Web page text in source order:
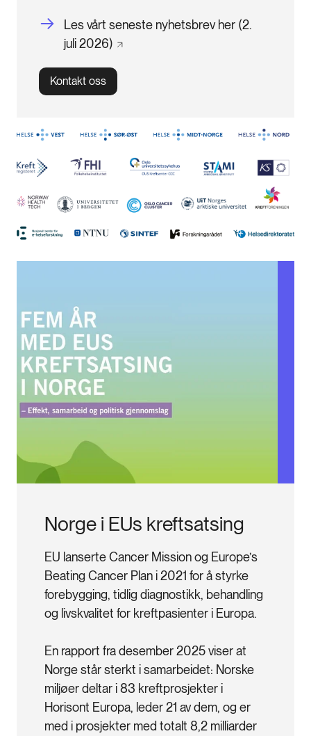
Les vårt seneste nyhetsbrev her (2.
juli2026)
Kontakt oss
Norge i EUs kreftsatsing
EU lanserte Cancer Mission og Europe’s
Beating Cancer Plan i 2021 for å styrke
forebygging, tidlig diagnostikk, behandling
og livskvalitet for kreftpasienter i Europa.
En rapport fra desember 2025 viser at
Norge står sterkt i samarbeidet: Norske
miljøer deltar i 83 kreftprosjekter i
Horisont Europa, leder 21 av dem, og er
med i prosjekter med totalt 8,2 milliarder